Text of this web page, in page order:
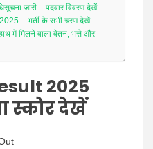
जारी – पदवार विवरण देखें
– भर्ती के सभी चरण देखें
में मिलने वाला वेतन, भत्ते और
2025
स्कोर देखें